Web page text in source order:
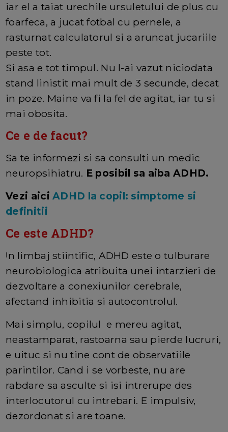
iar el a taiat urechile ursuletului de plus cu
foarfeca, a jucat fotbal cu pernele, a
rasturnat calculatorul si a aruncat jucariile
peste tot.
Si asa e tot timpul. Nu l-ai vazut niciodata
stand linistit mai mult de 3 secunde, decat
in poze. Maine va fi la fel de agitat, iar tu si
mai obosita.
Ce e de facut?
Sa te informezi si sa consulti un medic
neuropsihiatru. E posibil sa aiba ADHD.
Vezi aiciADHD la copil: simptome si
definitii
Ce este ADHD?
n limbaj stiintific, ADHD este o tulburare
neurobiologica atribuita unei intarzieri de
dezvoltare a conexiunilor cerebrale,
afectand inhibitia si autocontrolul.
Mai simplu, copilul e mereu agitat,
neastamparat, rastoarna sau pierde lucruri,
e uituc si nu tine cont de observatiile
parintilor. Cand i se vorbeste, nu are
rabdare sa asculte si isi intrerupe des
interlocutorul cu intrebari. E impulsiv,
dezordonat si are toane.